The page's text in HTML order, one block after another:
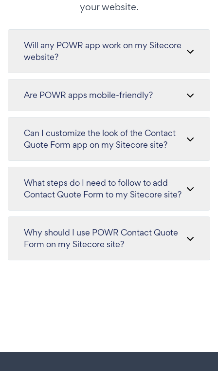
your website.
Will any POWR app work on my Sitecore
website?
Are POWR apps mobile-friendly?
Can I customize the look of the Contact
Quote Form app on my Sitecore site?
What steps do I need to follow to add
Contact Quote Form to my Sitecore site?
Why should I use POWR Contact Quote
Form on my Sitecore site?